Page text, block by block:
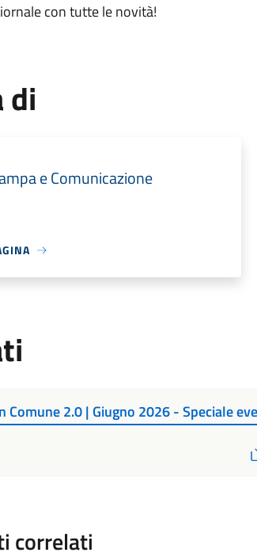
con tutte le novità!
di
e Comunicazione
Comune 2.0 | Giugno 2026 - Speciale
correlati